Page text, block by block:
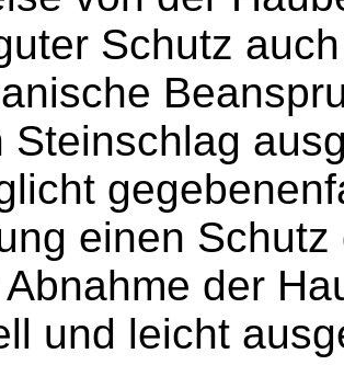
Schutz
Steinschlag
einen
Abnahme der
und leicht